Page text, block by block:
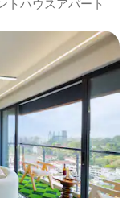
トハウスアパート